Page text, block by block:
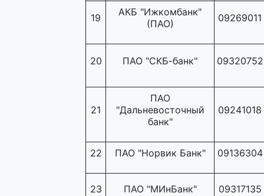
19
АКБ "Ижкомбанк"
(ПАО)
09269011
20 ПАО "СКБ-банк" 09320752
21
ПАО
"Дальневосточный
банк"
09241018
22 ПАО "Норвик Банк" 09136304
23 ПАО "МИнБанк" 09317135